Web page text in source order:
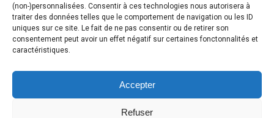
(non-)personnalisées. Consentir à ces technologies nous autorisera à
traiter des données telles que le comportement de navigation ou les ID
uniques sur ce site. Le fait de ne pas consentir ou de retirer son
consentement peut avoir un effet négatif sur certaines fonctonnalités et
caractéristiques.
Accepter
Refuser